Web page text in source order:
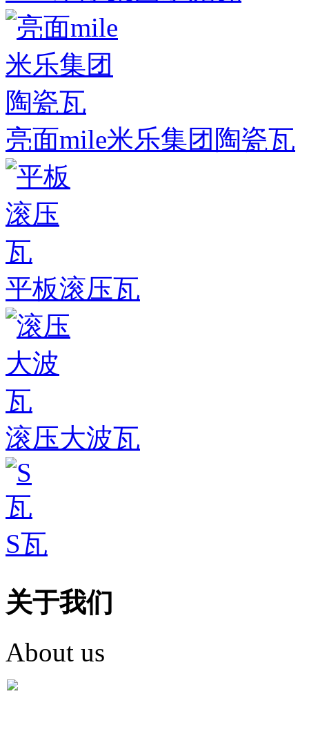
亮面mile米乐集团陶瓷瓦
平板滚压瓦
滚压大波瓦
S瓦
关于我们
About us